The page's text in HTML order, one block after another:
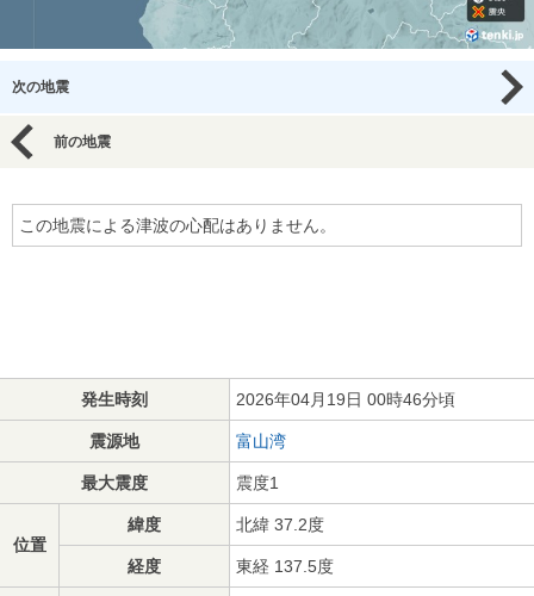
次の地震
前の地震
この地震による津波の心配はありません。
発生時刻 2026年04月19日 00時46分頃
震源地 富山湾
最大震度 震度1
位置
緯度 北緯 37.2度
経度 東経 137.5度